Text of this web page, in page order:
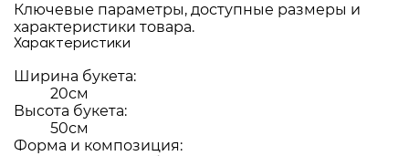
Ключевые параметры, доступные размеры и
характеристики товара.
Характеристики
Ширина букета:
20см
Высота букета:
50см
Форма и композиция: